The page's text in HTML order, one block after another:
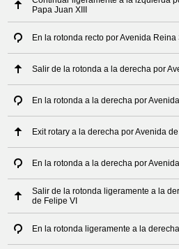
Papa Juan XIII
En la rotonda recto por Avenida Reina
Salir de la rotonda a la derecha por
En la rotonda a la derecha por
Exit rotary a la derecha por Avenida de
En la rotonda a la derecha por
Salir de la rotonda ligeramente a la
de Felipe VI
En la rotonda ligeramente a la derecha